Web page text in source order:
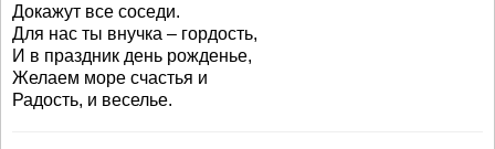
Докажут все соседи.
Для нас ты внучка – гордость,
И в праздник день рожденье,
Желаем море счастья и
Радость, и веселье.